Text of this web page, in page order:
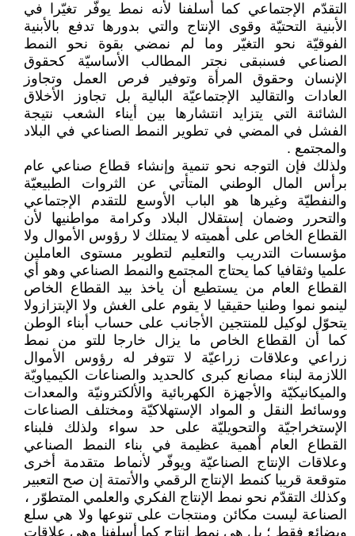
التقدّم الإجتماعي كما أسلفنا لأنه نمط يوفّر تغيّرا في
الأبنية التحتيّة وقوى الإنتاج والتي بدورها تدفع بالأبنية
الفوقيّة نحو التغيّر وما لم نمضي بقوة نحو النمط
الصناعي فسنبقى نجتر المطالب الأساسيّة كحقوق
الإنسان وحقوق المرأة وتوفير فرص العمل وتجاوز
العادات والتقاليد الإجتماعيّة البالية بل تجاوز الأخلاق
الشائنة التي يتزايد انتشارها بين أيناء الشعب نتيجة
الفشل في المضي في تطوير النمط الصناعي في البلاد
والمجتمع .
ولذلك فإن التوجه نحو تنمية وإنشاء قطاع صناعي عام
برأس المال الوطني المتأتي عن الثروات الطبيعيّة
والنفطيّة وغيرها هو الباب الأوسع للتقدم الإجتماعي
والتحرر وضمان إستقلال البلاد وكرامة مواطنيها لأن
القطاع الخاص على أهميته لا يمتلك لا رؤوس الأموال ولا
مؤسسات التدريب والتعليم لتطوير مستوى العاملين
علميا وثقافيا كما يحتاج المجتمع والنمط الصناعي وهو أي
القطاع العام من يستطيع أن ياخذ بيد القطاع الخاص
لينمو نموا وطنيا حقيقيا لا يقوم على الغش ولا الإبتزازولا
يتحوّل لوكيل للمنتجين الأجانب على حساب أبناء الوطن
كما أن القطاع الخاص ما يزال خارجا للتو من نمط
زراعي وعلاقات زراعيّة لا تتوفر له رؤوس الأموال
اللازمة لبناء مصانع كبرى كالحديد والصناعات الكيمياويّة
والميكانيكيّة والأجهزة الكهربائية والألكترونيّة والمعدات
ووسائط النقل و المواد الإستهلاكيّة ومختلف الصناعات
الإستخراجيّة والتحويليّة على حد سواء ولذلك فلبناء
القطاع العام أهمية عظيمة في بناء النمط الصناعي
وعلاقات الإنتاج الصناعيّة ويوفّر لأنماط متقدمة أخرى
متوقعة قريبا كنمط الإنتاج الرقمي والأتمتة إن صح التعبير
وكذلك التقدّم نحو نمط الإنتاج الفكري والعلمي المتطوّر ،
الصناعة ليست مكائن ومنتجات على تنوعها ولا هي سلع
وبضائع فقط ؛ بل هي نمط إنتاج كما أسلفنا وهي علاقات